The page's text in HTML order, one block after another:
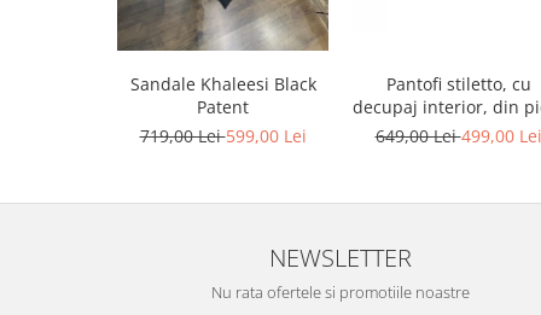
Sandale Khaleesi Black
Patent
719,00 Lei599,00 Lei
Pantofi stiletto, cu
decupaj interior, din
bronz
649,00 Lei499,00 Lei
NEWSLETTER
Nu rata ofertele si promotiile noastre